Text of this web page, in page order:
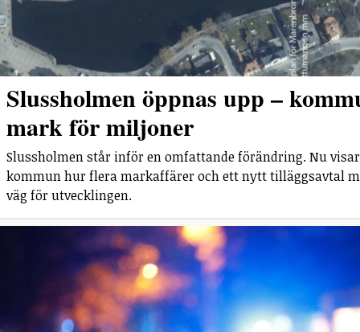
Slussholmen öppnas upp –
mark för miljoner
Slussholmen står inför en omfattande förändring. Nu
kommun hur flera markaffärer och ett nytt tilläggsavtal
väg för utvecklingen.